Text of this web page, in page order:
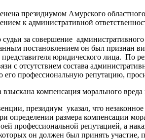
президиумом Амурского
к административной
за совершение
постановлением он был
юридического лица. По
с отсутствием состава
профессиональную репутацию,
компенсация морального
президиум указал, что
определении размера компенсации
профессиональной репутацией, а
он должен был принять